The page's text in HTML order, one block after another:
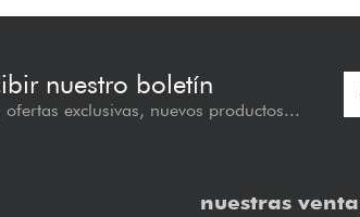
nuestro boletín
exclusivas, nuevos productos...
nuestras